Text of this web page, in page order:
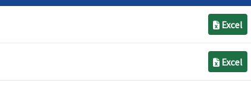
Excel
Excel